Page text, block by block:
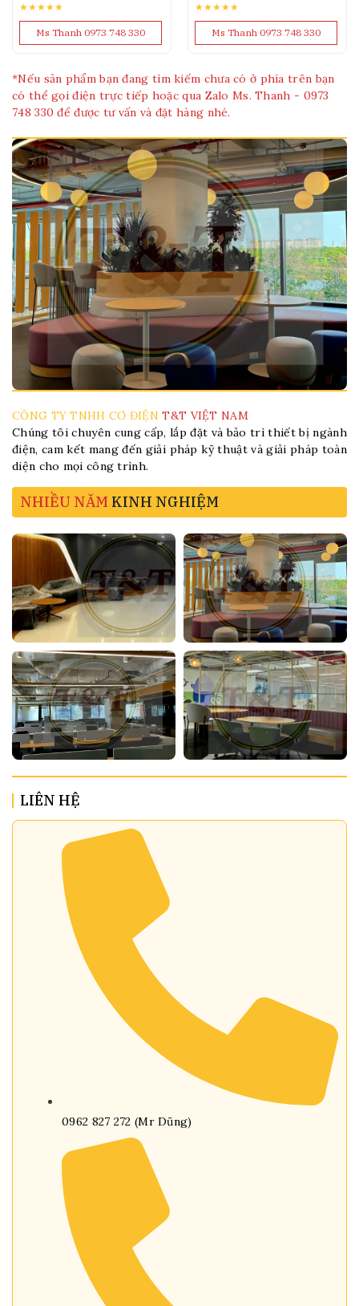
★★★★★
Ms Thanh 0973 748 330
★★★★★
Ms Thanh 0973 748 330
*Nếu sản phẩm bạn đang tìm kiếm chưa có ở phía trên bạn
có thể gọi điện trực tiếp hoặc qua Zalo Ms. Thanh - 0973
748 330 để được tư vấn và đặt hàng nhé.
CÔNG TY TNHH CƠ ĐIỆNT&T VIỆT NAM
Chúng tôi chuyên cung cấp, lắp đặt và bảo trì thiết bị ngành
điện, cam kết mang đến giải pháp kỹ thuật và giải pháp toàn
diện cho mọi công trình.
NHIỀU NĂM KINH NGHIỆM
LIÊN HỆ
0962 827 272 (Mr Dũng)